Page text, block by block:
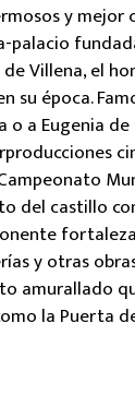
y mejor
palacio
Villena, el
su época.
o a Eugenia
del castillo
y otras
amurallado
la Puerta